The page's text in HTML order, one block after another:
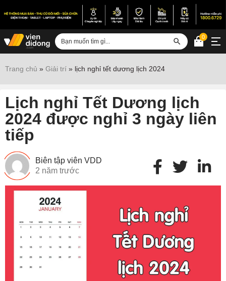
Sửa Android
Sửa Vertu
Sửa iPad
Sửa Macbook
Sửa Laptop
Sửa chữa thiết bị khác
Phụ kiện
0
Trang chủ » Giải trí » lịch nghỉ tết dương lịch 2024
Lịch nghỉ Tết Dương lịch
2024 được nghỉ 3 ngày liên
tiếp
Biên tập viên VDD
2 năm trước